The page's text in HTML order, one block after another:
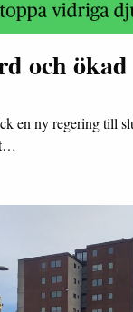
och
en ny regering till